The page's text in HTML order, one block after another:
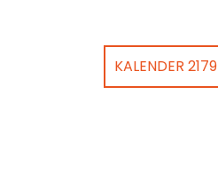
KALENDER 2179